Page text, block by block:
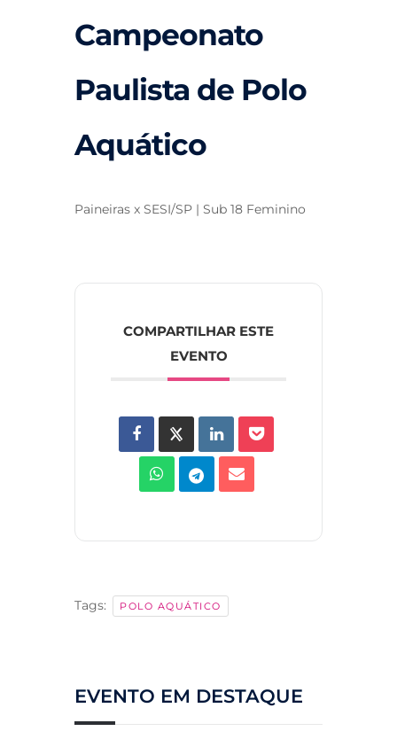
Campeonato
Paulista de Polo
Aquático
Paineiras x SESI/SP | Sub 18 Feminino
COMPARTILHAR ESTE
EVENTO
Tags: POLO AQUÁTICO
EVENTO EM DESTAQUE